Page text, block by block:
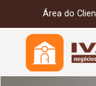
Área do